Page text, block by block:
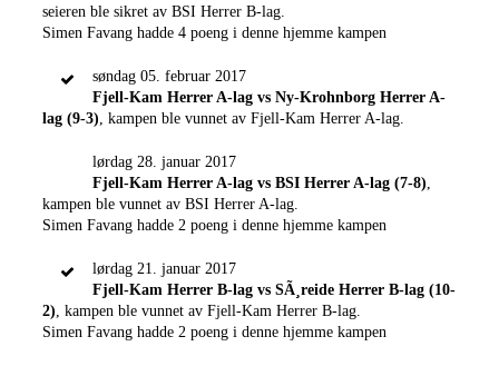
seieren ble sikret av BSI Herrer B-lag.
Simen Favang hadde 4 poeng i denne hjemme kampen
søndag 05. februar 2017
Fjell-Kam Herrer A-lag vs Ny-Krohnborg Herrer A-
lag (9-3), kampen ble vunnet av Fjell-Kam Herrer A-lag.
lørdag 28. januar 2017
Fjell-Kam Herrer A-lag vs BSI Herrer A-lag (7-8),
kampen ble vunnet av BSI Herrer A-lag.
Simen Favang hadde 2 poeng i denne hjemme kampen
lørdag 21. januar 2017
Fjell-Kam Herrer B-lag vs SÃ¸reide Herrer B-lag (10-
2), kampen ble vunnet av Fjell-Kam Herrer B-lag.
Simen Favang hadde 2 poeng i denne hjemme kampen